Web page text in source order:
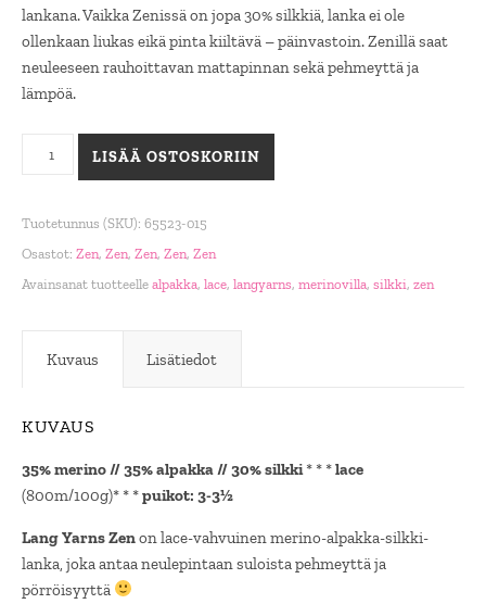
lankana. Vaikka Zenissä on jopa 30% silkkiä, lanka ei ole
ollenkaan liukas eikä pinta kiiltävä – päinvastoin. Zenillä saat
neuleeseen rauhoittavan mattapinnan sekä pehmeyttä ja
lämpöä.
Zen, 0015 sinappi määrä
LISÄÄ OSTOSKORIIN
Tuotetunnus (SKU): 65523-015
Osastot: Zen, Zen, Zen, Zen, Zen
Avainsanat tuotteelle alpakka, lace, langyarns, merinovilla, silkki, zen
Kuvaus Lisätiedot
KUVAUS
35% merino // 35% alpakka // 30% silkki * * *lace
(800m/100g)* * *puikot: 3-3½
Lang Yarns Zenon lace-vahvuinen merino-alpakka-silkki-
lanka, joka antaa neulepintaan suloista pehmeyttä ja
pörröisyyttä